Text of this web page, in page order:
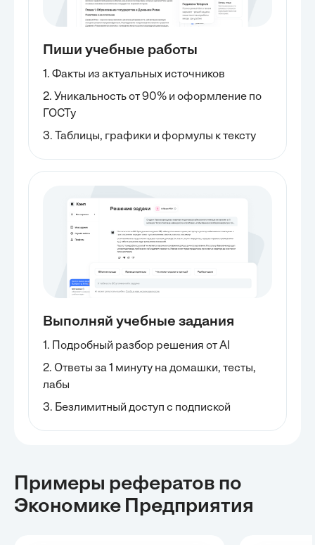
Пиши учебные работы
1. Факты из актуальных источников
2. Уникальность от 90% и оформление по
ГОСТу
3. Таблицы, графики и формулы к тексту
Выполняй учебные задания
1. Подробный разбор решения от AI
2. Ответы за 1 минуту на домашки, тесты,
лабы
3. Безлимитный доступ с подпиской
Примеры рефератов по
Экономике Предприятия